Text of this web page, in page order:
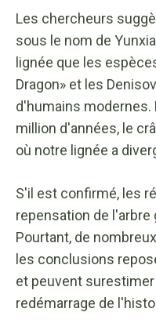
Les chercheurs
sous le nom de
lignée que les
Dragon» et les
d'humains modernes.
million d'années, le
où notre lignée a
S'il est confirmé, les
repensation de l'arbre
Pourtant, de
les conclusions
et peuvent
redémarrage de